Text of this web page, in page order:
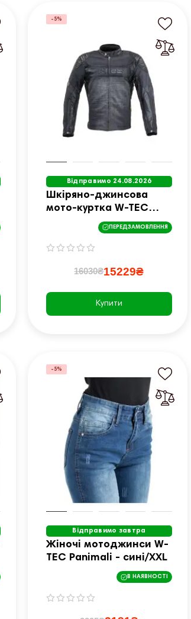
-5%
Відправимо 24.08.2026
Шкіряно-джинсова
мото-куртка W-TEC
Metalgy - розмір 6XL /
ПЕРЕДЗАМОВЛЕННЯ
16030₴15229₴
Купити
-5%
Відправимо завтра
Жіночі мотоджинси W-
TEC Panimali - сині/XXL
В НАЯВНОСТІ